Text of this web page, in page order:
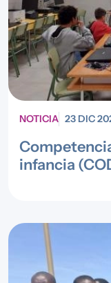
NOTICIA 23 DIC
infancia